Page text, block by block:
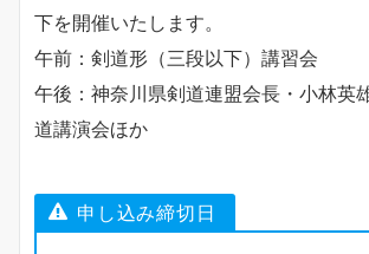
下を開催いたします。
午前：剣道形（三段以下）講習会
午後：神奈川県剣道連盟会長・小林英
道講演会ほか
申し込み締切日